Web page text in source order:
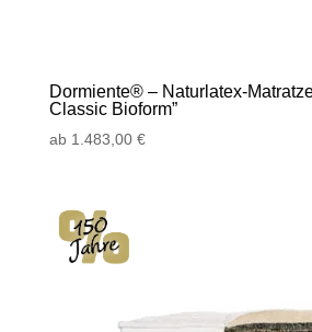
Dormiente® – Naturlatex-Matratze
Classic Bioform”
ab 1.483,00 €